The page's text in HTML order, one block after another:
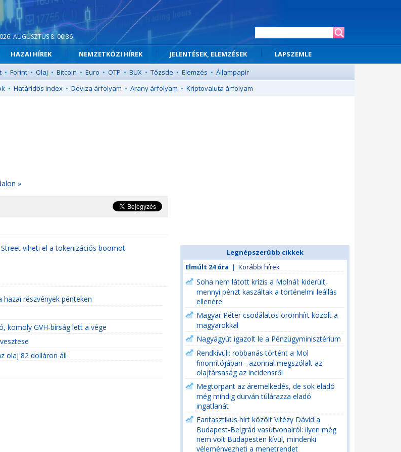
AUGUSZTUS 8. 00:36
HAZAI HÍREK NEMZETKÖZI HÍREK JELENTÉSEK, ELEMZÉSEK
LAPSZEMLE
• Forint • Olaj • Bitcoin • Euro • OTP • BUX • Tőzsde • Elemzés • Állampapír
• Határidős index • Deviza árfolyam • Arany árfolyam • Kriptovaluta árfolyam
»
Street viheti el a tokenizációs boomot
részvények pénteken
komoly GVH-bírság lett a vége
olaj 82 dolláron áll
Legnépszerűbb cikkek
Elmúlt 24 óra | Korábbi hírek
Soha nem látott krízis a Molnál: kiderült,
mennyi pénzt kaszáltak a történelmi leállás
ellenére
Magyar Péter csodálatos örömhírt közölt a
magyarokkal
Nagyágyút igazolt le a Pénzügyminisztérium
Rendkívüli: robbanás történt a Mol
finomítójában - azonnal megszólalt az
olajtársaság az incidensről
Megtorpant az áremelkedés, de sok eladó
még mindig durván túlárazza eladó
ingatlanát
Fantasztikus hírt közölt Vitézy Dávid a
Budapest-Belgrád vasútvonalról: ilyen még
nem volt Budapesten kívül, mindenki
véleményezheti a menetrendet